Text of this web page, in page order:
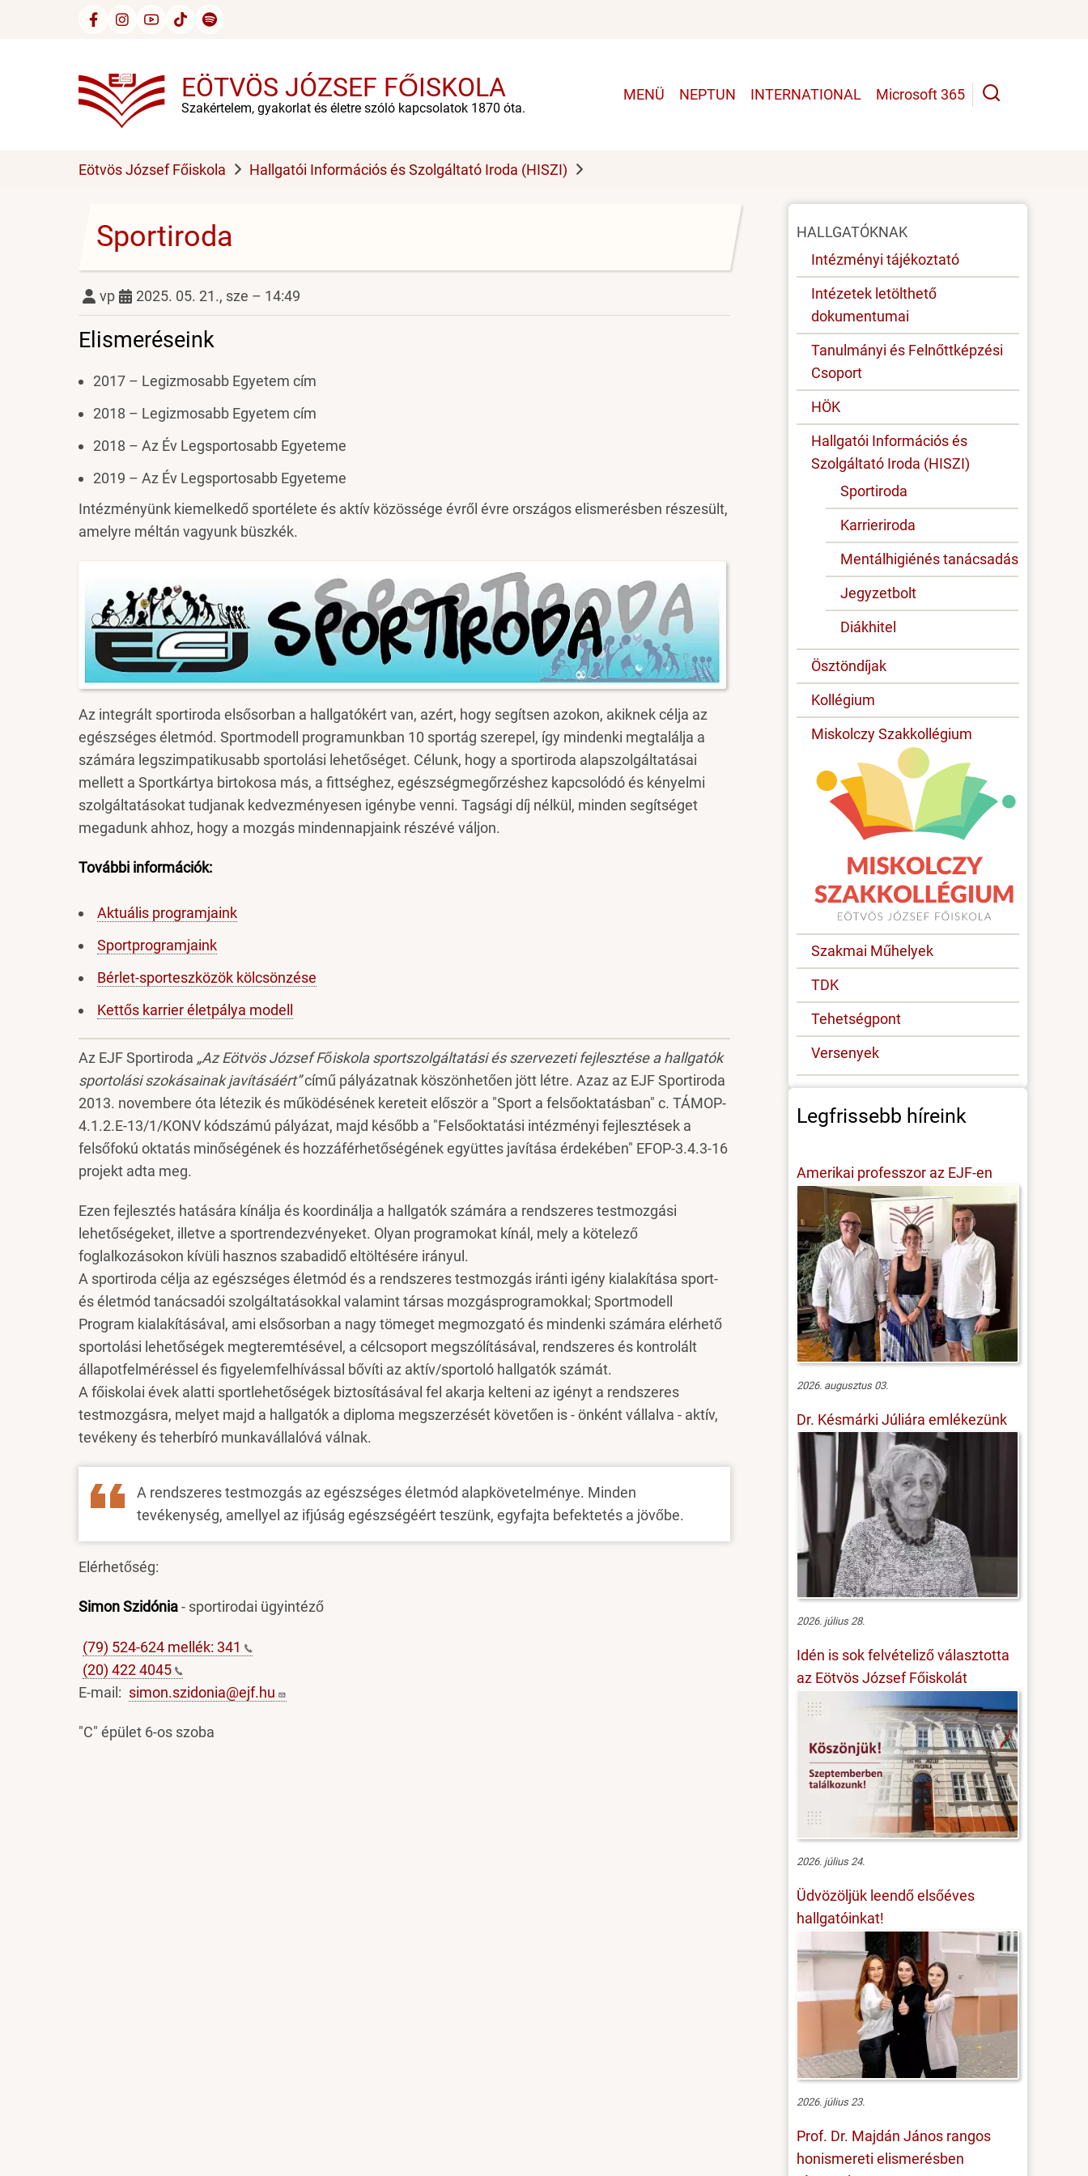
EÖTVÖS JÓZSEF FŐISKOLA
Szakértelem, gyakorlat és életre szóló kapcsolatok 1870 óta.
Main
MENÜ NEPTUN INTERNATIONAL Microsoft 365
Eötvös József Főiskola Hallgatói Információs és Szolgáltató Iroda (HISZI)
Sportiroda
vp 2025. 05. 21., sze – 14:49
Elismeréseink
2017 – Legizmosabb Egyetem cím
2018 – Legizmosabb Egyetem cím
2018 – Az Év Legsportosabb Egyeteme
2019 – Az Év Legsportosabb Egyeteme
Intézményünk kiemelkedő sportélete és aktív közössége évről évre országos elismerésben részesült,
amelyre méltán vagyunk büszkék.
Az integrált sportiroda elsősorban a hallgatókért van, azért, hogy segítsen azokon, akiknek célja az
egészséges életmód. Sportmodell programunkban 10 sportág szerepel, így mindenki megtalálja a
számára legszimpatikusabb sportolási lehetőséget. Célunk, hogy a sportiroda alapszolgáltatásai
mellett a Sportkártya birtokosa más, a fittséghez, egészségmegőrzéshez kapcsolódó és kényelmi
szolgáltatásokat tudjanak kedvezményesen igénybe venni. Tagsági díj nélkül, minden segítséget
megadunk ahhoz, hogy a mozgás mindennapjaink részévé váljon.
További információk:
Aktuális programjaink
Sportprogramjaink
Bérlet-sporteszközök kölcsönzése
Kettős karrier életpálya modell
Az EJF Sportiroda „Az Eötvös József Főiskola sportszolgáltatási és szervezeti fejlesztése a hallgatók
sportolási szokásainak javításáért”című pályázatnak köszönhetően jött létre. Azaz az EJF Sportiroda
2013. novembere óta létezik és működésének kereteit először a "Sport a felsőoktatásban" c. TÁMOP-
4.1.2.E-13/1/KONV kódszámú pályázat, majd később a "Felsőoktatási intézményi fejlesztések a
felsőfokú oktatás minőségének és hozzáférhetőségének együttes javítása érdekében" EFOP-3.4.3-16
projekt adta meg.
Ezen fejlesztés hatására kínálja és koordinálja a hallgatók számára a rendszeres testmozgási
lehetőségeket, illetve a sportrendezvényeket. Olyan programokat kínál, mely a kötelező
foglalkozásokon kívüli hasznos szabadidő eltöltésére irányul.
A sportiroda célja az egészséges életmód és a rendszeres testmozgás iránti igény kialakítása sport-
és életmód tanácsadói szolgáltatásokkal valamint társas mozgásprogramokkal; Sportmodell
Program kialakításával, ami elsősorban a nagy tömeget megmozgató és mindenki számára elérhető
sportolási lehetőségek megteremtésével, a célcsoport megszólításával, rendszeres és kontrolált
állapotfelméréssel és figyelemfelhívással bővíti az aktív/sportoló hallgatók számát.
A főiskolai évek alatti sportlehetőségek biztosításával fel akarja kelteni az igényt a rendszeres
testmozgásra, melyet majd a hallgatók a diploma megszerzését követően is - önként vállalva - aktív,
tevékeny és teherbíró munkavállalóvá válnak.
A rendszeres testmozgás az egészséges életmód alapkövetelménye. Minden
tevékenység, amellyel az ifjúság egészségéért teszünk, egyfajta befektetés a jövőbe.
Elérhetőség:
Simon Szidónia- sportirodai ügyintéző
(79) 524-624 mellék: 341
(20) 4224045
E-mail: simon.szidonia@ejf.hu
"C" épület 6-os szoba
Oldal
menü
HALLGATÓKNAK
Intézményi tájékoztató
Intézetek letölthető
dokumentumai
Tanulmányi és Felnőttképzési
Csoport
HÖK
Hallgatói Információs és
Szolgáltató Iroda (HISZI)
Sportiroda
Karrieriroda
Mentálhigiénés tanácsadás
Jegyzetbolt
Diákhitel
Ösztöndíjak
Kollégium
Miskolczy Szakkollégium
Szakmai Műhelyek
TDK
Tehetségpont
Versenyek
Legfrissebb híreink
Amerikai professzor az EJF-en
2026. augusztus 03.
Dr. Késmárki Júliára emlékezünk
2026. július 28.
Idén is sok felvételiző választotta
az Eötvös József Főiskolát
2026. július 24.
Üdvözöljük leendő elsőéves
hallgatóinkat!
2026. július 23.
Prof. Dr. Majdán János rangos
honismereti elismerésben